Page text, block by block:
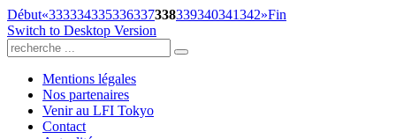
Début«333334335336337338339340341342»Fin
Switch to Desktop Version
Mentions légales
Nos partenaires
Venir au LFI Tokyo
Contact